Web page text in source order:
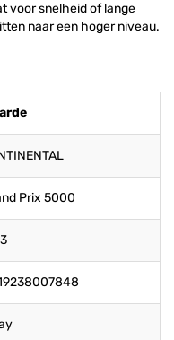
voor snelheid of lange
naar een hoger niveau.
Prix 5000